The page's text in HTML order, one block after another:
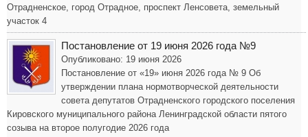
Отрадненское, город Отрадное, проспект Ленсовета, земельный
участок 4
Постановление от 19 июня 2026 года №9
Опубликовано: 19 июня 2026
Постановление от «19» июня 2026 года № 9 Об
утверждении плана нормотворческой деятельности
совета депутатов Отрадненского городского поселения
Кировского муниципального района Ленинградской области пятого
созыва на второе полугодие 2026 года